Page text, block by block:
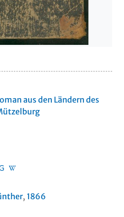
aus den Ländern des
, 1866